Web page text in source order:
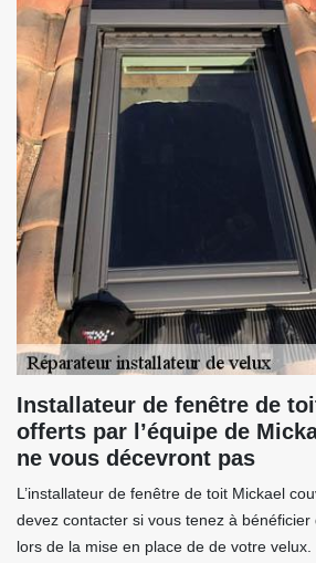
Installateur de fenêtre de
offerts par l’équipe de
ne vous décevront pas
L’installateur de fenêtre de toit Mickael
devez contacter si vous tenez à
lors de la mise en place de de votre velux.